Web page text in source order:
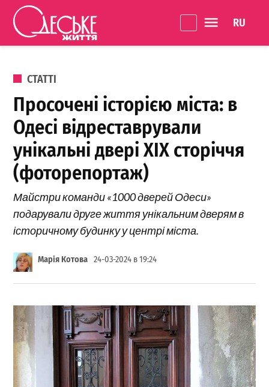
Перейти до вмісту
Життя
ОПУБЛІКОВАНО В
СТАТТІ
Просочені історією міста: в
Одесі відреставрували
унікальні двері ХІХ сторіччя
(фоторепортаж)
Майстри команди «1000 дверей Одеси»
подарували друге життя унікальним дверям в
історичному будинку у центрі міста.
Марія Котова 24-03-2024 в 19:24